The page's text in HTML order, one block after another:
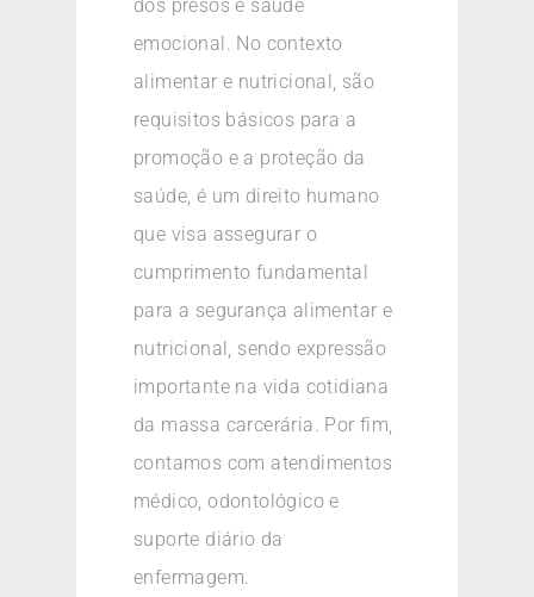
dos presos e saúde
emocional. No contexto
alimentar e nutricional, são
requisitos básicos para a
promoção e a proteção da
saúde, é um direito humano
que visa assegurar o
cumprimento fundamental
para a segurança alimentar e
nutricional, sendo expressão
importante na vida cotidiana
da massa carcerária. Por fim,
contamos com atendimentos
médico, odontológico e
suporte diário da
enfermagem.